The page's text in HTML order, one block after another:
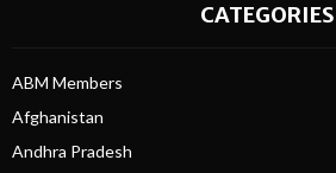
CATEGORIES
ABM Members
Afghanistan
Andhra Pradesh